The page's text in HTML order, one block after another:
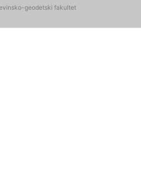
geodetski fakultet